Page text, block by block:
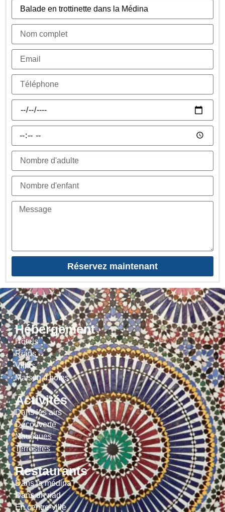
Réservez maintenant
Hébergement
Hôtels
Riads
Villas
Maison d'hôtes
Activités
Dans les airs
Découverte
Nautiques
Terrestres
Restaurants
Dans la médina
Dans un riad
En centre-ville